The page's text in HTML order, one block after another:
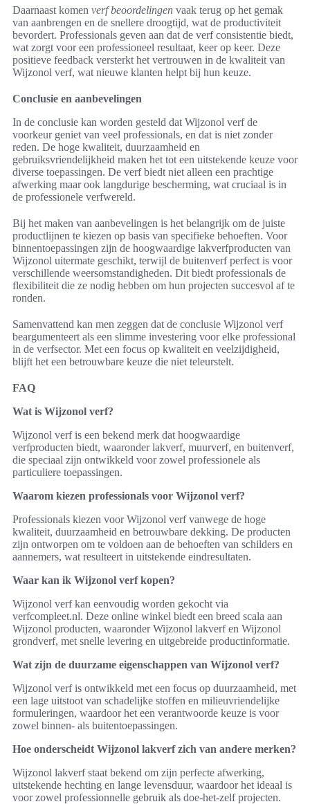
Daarnaast komen verf beoordelingen vaak terug op het gemak
van aanbrengen en de snellere droogtijd, wat de productiviteit
bevordert. Professionals geven aan dat de verf consistentie biedt,
wat zorgt voor een professioneel resultaat, keer op keer. Deze
positieve feedback versterkt het vertrouwen in de kwaliteit van
Wijzonol verf, wat nieuwe klanten helpt bij hun keuze.
Conclusie en aanbevelingen
In de conclusie kan worden gesteld dat Wijzonol verf de
voorkeur geniet van veel professionals, en dat is niet zonder
reden. De hoge kwaliteit, duurzaamheid en
gebruiksvriendelijkheid maken het tot een uitstekende keuze voor
diverse toepassingen. De verf biedt niet alleen een prachtige
afwerking maar ook langdurige bescherming, wat cruciaal is in
de professionele verfwereld.
Bij het maken van aanbevelingen is het belangrijk om de juiste
productlijnen te kiezen op basis van specifieke behoeften. Voor
binnentoepassingen zijn de hoogwaardige lakverfproducten van
Wijzonol uitermate geschikt, terwijl de buitenverf perfect is voor
verschillende weersomstandigheden. Dit biedt professionals de
flexibiliteit die ze nodig hebben om hun projecten succesvol af te
ronden.
Samenvattend kan men zeggen dat de conclusie Wijzonol verf
beargumenteert als een slimme investering voor elke professional
in de verfsector. Met een focus op kwaliteit en veelzijdigheid,
blijft het een betrouwbare keuze die niet teleurstelt.
FAQ
Wat is Wijzonol verf?
Wijzonol verf is een bekend merk dat hoogwaardige
verfproducten biedt, waaronder lakverf, muurverf, en buitenverf,
die speciaal zijn ontwikkeld voor zowel professionele als
particuliere toepassingen.
Waarom kiezen professionals voor Wijzonol verf?
Professionals kiezen voor Wijzonol verf vanwege de hoge
kwaliteit, duurzaamheid en betrouwbare dekking. De producten
zijn ontworpen om te voldoen aan de behoeften van schilders en
aannemers, wat resulteert in uitstekende eindresultaten.
Waar kan ik Wijzonol verf kopen?
Wijzonol verf kan eenvoudig worden gekocht via
verfcompleet.nl. Deze online winkel biedt een breed scala aan
Wijzonol producten, waaronder Wijzonol lakverf en Wijzonol
grondverf, met snelle levering en uitgebreide productinformatie.
Wat zijn de duurzame eigenschappen van Wijzonol verf?
Wijzonol verf is ontwikkeld met een focus op duurzaamheid, met
een lage uitstoot van schadelijke stoffen en milieuvriendelijke
formuleringen, waardoor het een verantwoorde keuze is voor
zowel binnen- als buitentoepassingen.
Hoe onderscheidt Wijzonol lakverf zich van andere merken?
Wijzonol lakverf staat bekend om zijn perfecte afwerking,
uitstekende hechting en lange levensduur, waardoor het ideaal is
voor zowel professionnelle gebruik als doe-het-zelf projecten.